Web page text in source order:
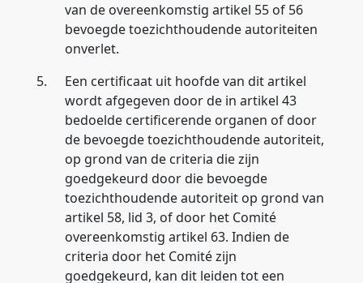
van de overeenkomstig artikel 55 of 56
bevoegde toezichthoudende autoriteiten
onverlet.
5.
Een certificaat uit hoofde van dit artikel
wordt afgegeven door de in artikel 43
bedoelde certificerende organen of door
de bevoegde toezichthoudende autoriteit,
op grond van de criteria die zijn
goedgekeurd door die bevoegde
toezichthoudende autoriteit op grond van
artikel 58, lid 3, of door het Comité
overeenkomstig artikel 63. Indien de
criteria door het Comité zijn
goedgekeurd, kan dit leiden tot een